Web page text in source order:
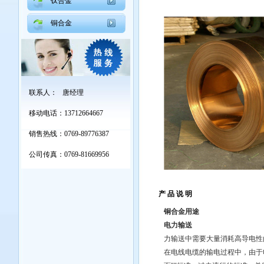
铜合金
联系人： 唐经理
移动电话：13712664667
销售热线：0769-89776387
公司传真：0769-81669956
产 品 说 明
铜合金用途
电力输送
力输送中需要大量消耗高导电
在电线电缆的输电过程中，由